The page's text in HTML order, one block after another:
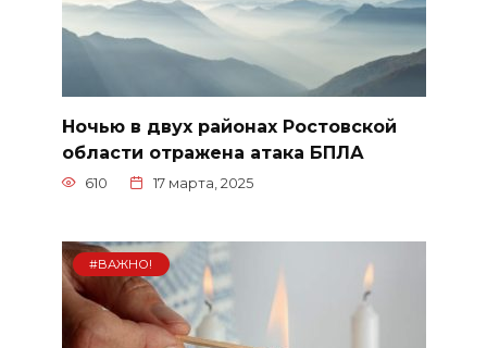
Ночью в двух районах Ростовской
области отражена атака БПЛА
610 17 марта, 2025
#ВАЖНО!